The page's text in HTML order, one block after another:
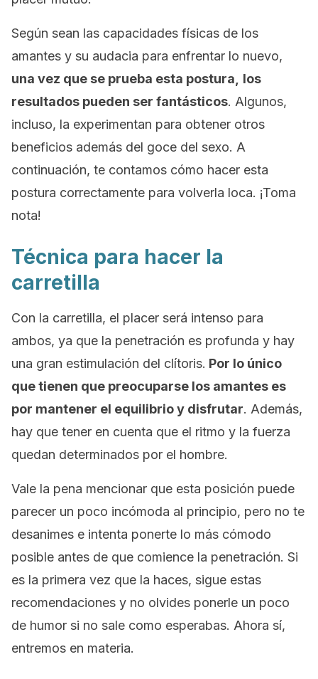
Según sean las capacidades físicas de los
amantes y su audacia para enfrentar lo nuevo,
una vez que se prueba esta postura,
los
resultados pueden ser fantásticos. Algunos,
incluso, la experimentan para obtener otros
beneficios además del goce del sexo. A
continuación, te contamos cómo hacer esta
postura correctamente para volverla loca. ¡Toma
nota!
Técnica para hacer la
carretilla
Con la carretilla, el placer será intenso para
ambos, ya que la penetración es profunda y hay
una gran estimulación del clítoris. Por lo único
que tienen que preocuparse los amantes es
por mantener el equilibrio y disfrutar. Además,
hay que tener en cuenta que el ritmo y la fuerza
quedan determinados por el hombre.
Vale la pena mencionar que esta posición puede
parecer un poco incómoda al principio, pero no te
desanimes e intenta ponerte lo más cómodo
posible antes de que comience la penetración. Si
es la primera vez que la haces, sigue estas
recomendaciones y no olvides ponerle un poco
de humor si no sale como esperabas. Ahora sí,
entremos en materia.